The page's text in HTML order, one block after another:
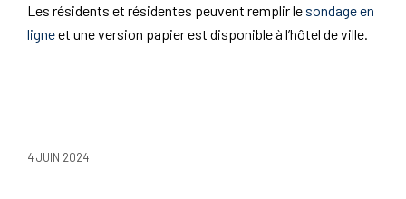
Les résidents et résidentes peuvent remplir le sondage en
ligneet une version papier est disponible à l’hôtel de ville.
4 JUIN 2024